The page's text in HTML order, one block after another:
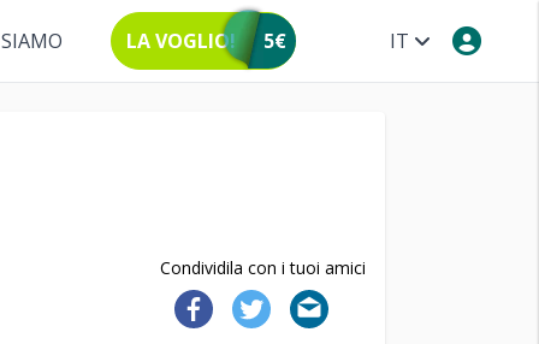
IT
LA VOGLIO! 5€
Condividila con i tuoi amici